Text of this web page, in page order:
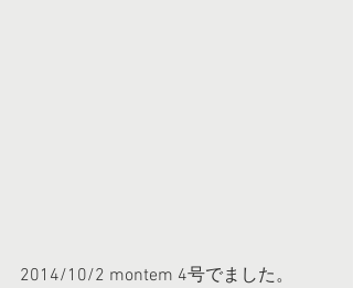
2014/10/2 montem 4号でました。